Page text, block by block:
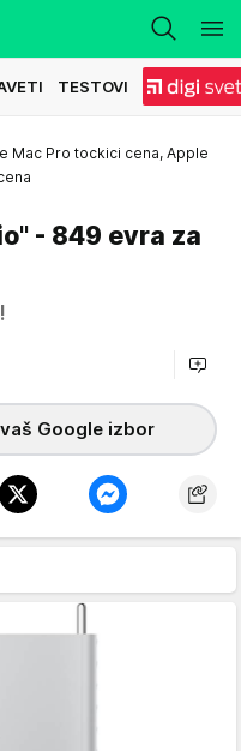
TESTOVI
Mac Pro tockici cena, Apple
- 849 evra za
Google izbor